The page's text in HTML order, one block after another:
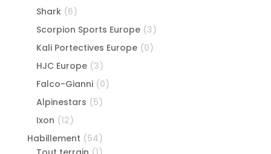
Shark (6)
Scorpion Sports Europe (3)
Kali Portectives Europe (0)
HJC Europe (3)
Falco-Gianni (0)
Alpinestars (5)
Ixon (12)
Habillement (54)